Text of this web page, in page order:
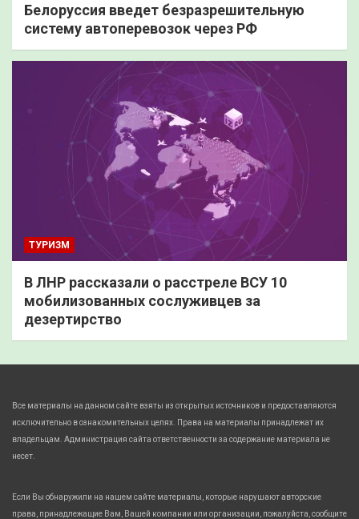
Белоруссия введет безразрешительную
систему автоперевозок через РФ
ТУРИЗМ
В ЛНР рассказали о расстреле ВСУ 10
мобилизованных сослуживцев за
дезертирство
Все материалы на данном сайте взяты из открытых источников и предоставляются
исключительно в ознакомительных целях. Права на материалы принадлежат их
владельцам. Администрация сайта ответственности за содержание материала не
несет.
Если Вы обнаружили на нашем сайте материалы, которые нарушают авторские
права, принадлежащие Вам, Вашей компании или организации, пожалуйста, сообщите